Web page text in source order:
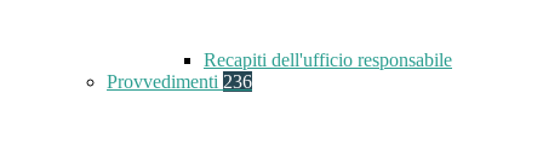
Recapiti dell'ufficio responsabile
Provvedimenti 236